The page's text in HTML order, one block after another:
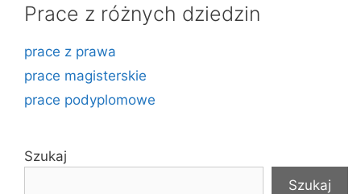
Prace z różnych dziedzin
prace z prawa
prace magisterskie
prace podyplomowe
Szukaj
Szukaj